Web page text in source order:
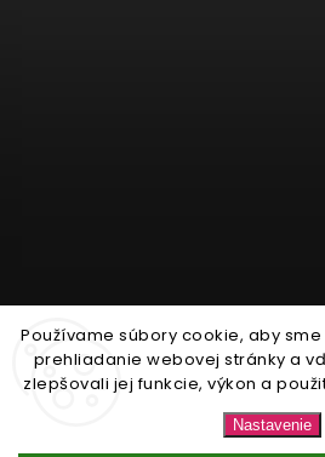
Používame súbory cookie, aby
prehliadanie webovej stránky a
zlepšovali jej funkcie, výkon a
Nastavenie
Sledovať na Instagrame
Nonari.sk.